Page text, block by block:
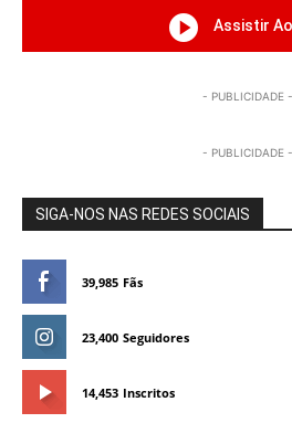
Assistir
- PUBLICIDADE -
- PUBLICIDADE -
SIGA-NOS NAS REDES SOCIAIS
39,985 Fãs
23,400 Seguidores
14,453 Inscritos